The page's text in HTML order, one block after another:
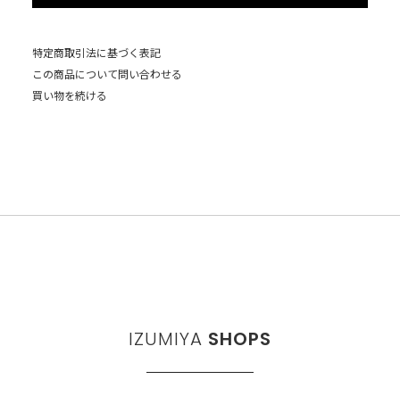
特定商取引法に基づく表記
この商品について問い合わせる
買い物を続ける
IZUMIYA SHOPS